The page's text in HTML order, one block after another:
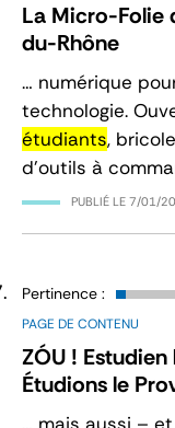
La Micro-Folie
du-Rhône
… numérique
technologie.
étudiants,
d’outils à
PUBLIÉ LE 7/01/
PAGE DE CONTENU
ZÓU !
Étudions le
Pertinence :